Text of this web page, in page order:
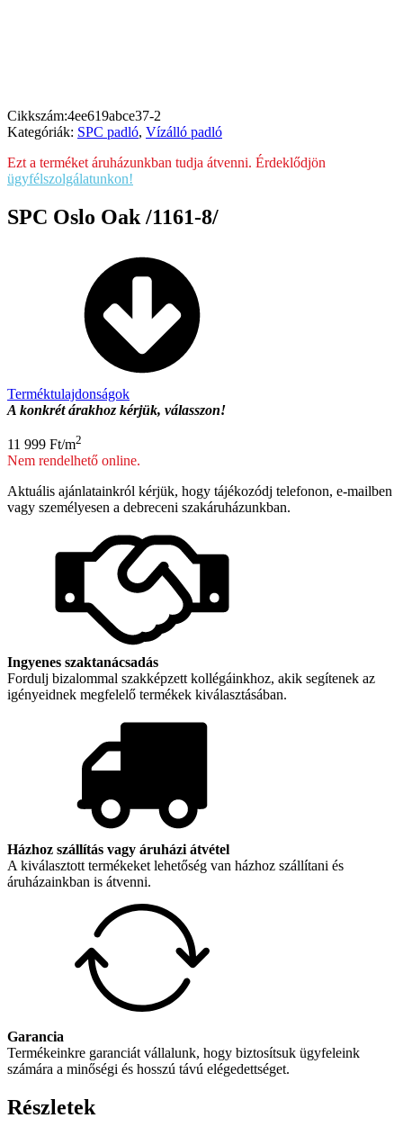
Cikkszám:4ee619abce37-2
Kategóriák: SPC padló, Vízálló padló
Ezt a terméket áruházunkban tudja átvenni. Érdeklődjön
ügyfélszolgálatunkon!
SPC Oslo Oak /1161-8/
Terméktulajdonságok
A konkrét árakhoz kérjük, válasszon!
11 999 Ft/m2
Nem rendelhető online.
Aktuális ajánlatainkról kérjük, hogy tájékozódj telefonon, e-mailben
vagy személyesen a debreceni szakáruházunkban.
Ingyenes szaktanácsadás
Fordulj bizalommal szakképzett kollégáinkhoz, akik segítenek az
igényeidnek megfelelő termékek kiválasztásában.
Házhoz szállítás vagy áruházi átvétel
A kiválasztott termékeket lehetőség van házhoz szállítani és
áruházainkban is átvenni.
Garancia
Termékeinkre garanciát vállalunk, hogy biztosítsuk ügyfeleink
számára a minőségi és hosszú távú elégedettséget.
Részletek